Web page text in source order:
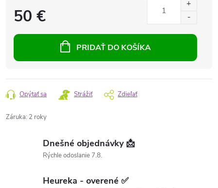
50 €
PRIDAŤ DO KOŠÍKA
Opýtať sa Strážiť Zdieľať
Záruka: 2 roky
Dnešné objednávky 📩
Rýchle odoslanie 7.8.
Heureka - overené ✅